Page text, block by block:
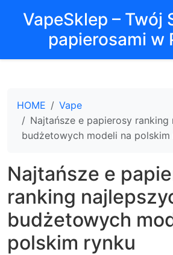
VapeSklep – Twój
papierosami w
HOME
Vape
Najtańsze e papierosy ranking
budżetowych modeli na polskim
Najtańsze e
ranking
budżetowych
polskim rynku